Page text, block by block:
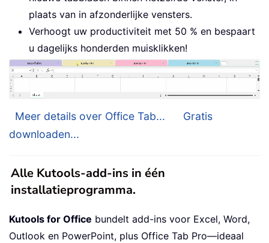
plaats van in afzonderlijke vensters.
Verhoogt uw productiviteit met 50 % en bespaart
u dagelijks honderden muisklikken!
Meer details over Office Tab...
Gratis
downloaden...
Alle Kutools-add-ins in één
installatieprogramma.
Kutools for Office bundelt add-ins voor Excel, Word,
Outlook en PowerPoint, plus Office Tab Pro—ideaal